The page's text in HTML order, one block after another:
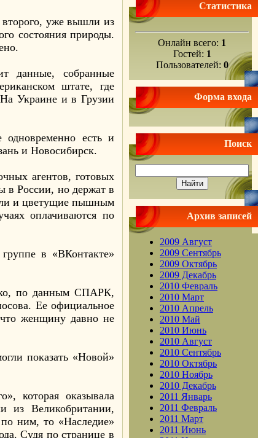
второго, уже вышли из
состояния природы.
данные, собранные
штате, где
Украине и в Грузии
есть и
и Новосибирск.
агентов, готовых
в России, но держат в
и цветущие пышным
оплачиваются по
в «ВКонтакте»
по данным СПАРК,
Ее официальное
женщину давно не
показать «Новой»
которая оказывала
из Великобритании,
ним, то «Наследие»
Судя по странице в
Статистика
Онлайн всего: 1
Гостей: 1
Пользователей: 0
Форма входа
Поиск
Архив записей
2009 Август
2009 Сентябрь
2009 Октябрь
2009 Декабрь
2010 Февраль
2010 Март
2010 Апрель
2010 Май
2010 Июнь
2010 Август
2010 Сентябрь
2010 Октябрь
2010 Ноябрь
2010 Декабрь
2011 Январь
2011 Февраль
2011 Март
2011 Июнь